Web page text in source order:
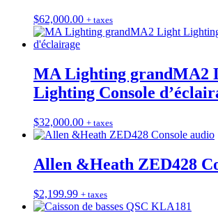
$62,000.00 + taxes
MA Lighting grandMA2
Lighting Console
$32,000.00 + taxes
Allen &Heath ZED428
$2,199.99 + taxes